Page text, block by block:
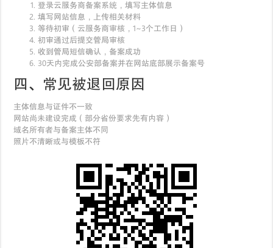
登录云服务商备案系统，填写主体信息
填写网站信息，上传相关材料
等待初审（云服务商审核，1~3个工作日）
初审通过后提交管局审核
收到管局短信确认，备案成功
30天内完成公安部备案并在网站底部展示备案号
四、常见被退回原因
主体信息与证件不一致
网站尚未建设完成（部分省份要求先有内容）
域名所有者与备案主体不同
照片不清晰或与模板不符